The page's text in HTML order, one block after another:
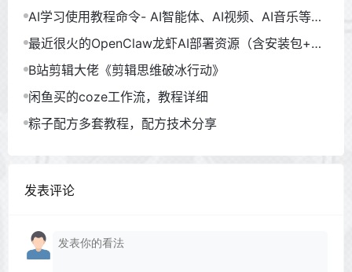
AI学习使用教程命令- AI智能体、AI视频、AI音乐等
（930GB）
最近很火的OpenClaw龙虾AI部署资源（含安装包+教
程）
B站剪辑大佬《剪辑思维破冰行动》
闲鱼买的coze工作流，教程详细
粽子配方多套教程，配方技术分享
发表评论